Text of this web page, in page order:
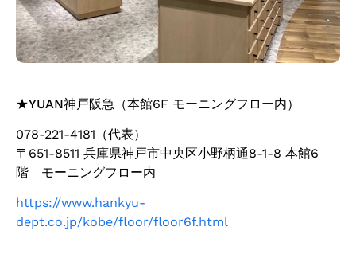
★YUAN神戸阪急 （本館6F モーニングフロー内）
078-221-4181（代表）
〒651-8511 兵庫県神戸市中央区小野柄通8-1-8 本館6
階 モーニングフロー内
https://www.hankyu-
dept.co.jp/kobe/floor/floor6f.html